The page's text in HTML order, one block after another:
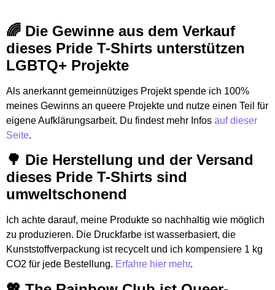
🌈 Die Gewinne aus dem Verkauf
dieses Pride T-Shirts unterstützen
LGBTQ+ Projekte
Als anerkannt gemeinnütziges Projekt spende ich 100%
meines Gewinns an queere Projekte und nutze einen Teil für
eigene Aufklärungsarbeit. Du findest mehr Infos auf dieser
Seite.
🌳 Die Herstellung und der Versand
dieses Pride T-Shirts sind
umweltschonend
Ich achte darauf, meine Produkte so nachhaltig wie möglich
zu produzieren. Die Druckfarbe ist wasserbasiert, die
Kunststoffverpackung ist recycelt und ich kompensiere 1 kg
CO2 für jede Bestellung. Erfahre hier mehr.